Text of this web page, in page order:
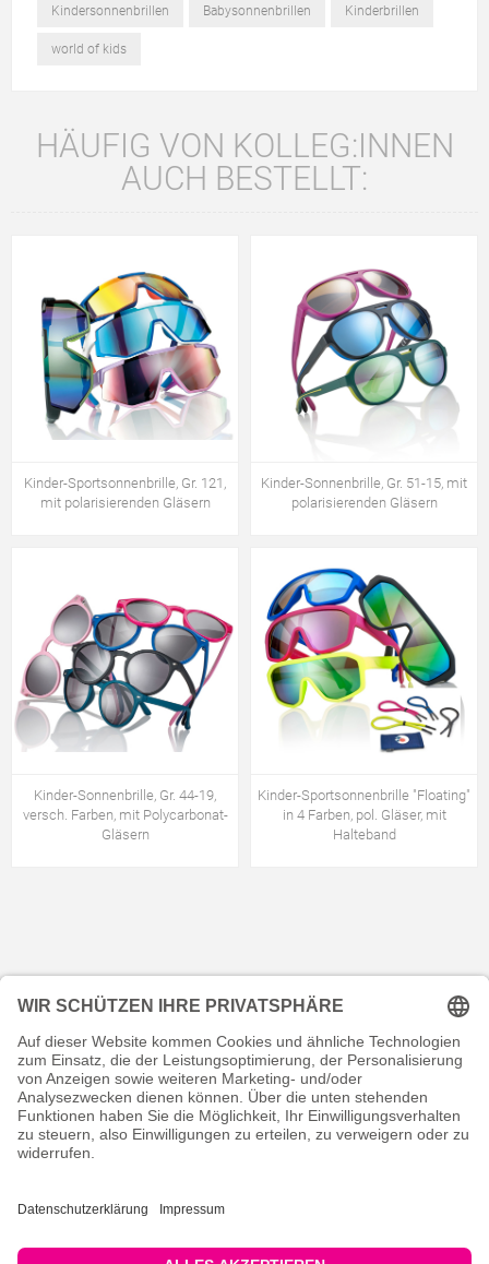
Kindersonnenbrillen Babysonnenbrillen Kinderbrillen
world of kids
HÄUFIG VON KOLLEG:INNEN
AUCH BESTELLT:
Kinder-Sportsonnenbrille, Gr. 121,
mit polarisierenden Gläsern
Kinder-Sonnenbrille, Gr. 51-15, mit
polarisierenden Gläsern
Kinder-Sonnenbrille, Gr. 44-19,
versch. Farben, mit Polycarbonat-
Gläsern
Kinder-Sportsonnenbrille "Floating"
in 4 Farben, pol. Gläser, mit
Halteband
KONTAKT
RECHTLICHES
INFORMATIVES